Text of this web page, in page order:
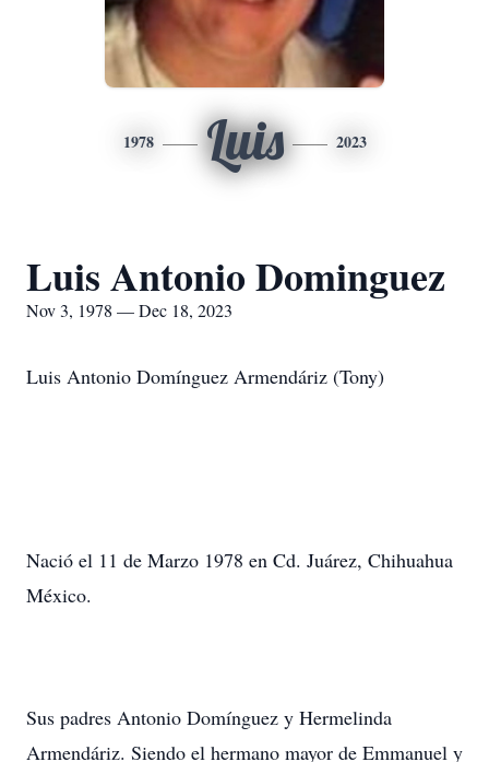
1978 Luis 2023
Luis Antonio Dominguez
Nov 3, 1978 — Dec 18, 2023
Luis Antonio Domínguez Armendáriz (Tony)
Nació el 11 de Marzo 1978 en Cd. Juárez, Chihuahua
México.
Sus padres Antonio Domínguez y Hermelinda
Armendáriz. Siendo el hermano mayor de Emmanuel y